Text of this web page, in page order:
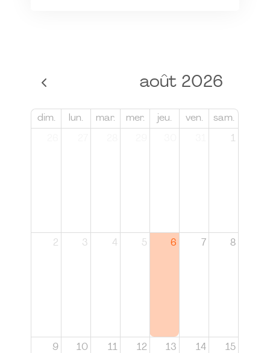
août 2026
dim. lun. mar. mer. jeu. ven. sam.
1
2 3 4 5 6 7 8
9 10 11 12 13 14 15